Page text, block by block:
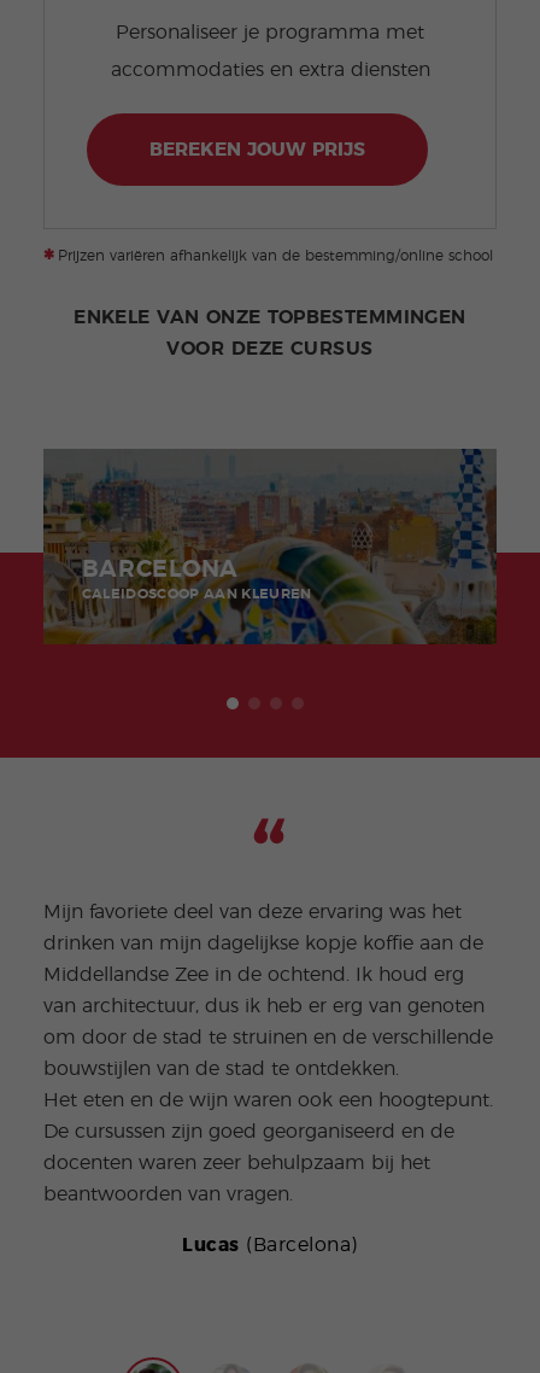
Personaliseer je programma met
accommodaties en extra diensten
BEREKEN JOUW PRIJS
*Prijzen variëren afhankelijk van de bestemming/online school
ENKELE VAN ONZE TOPBESTEMMINGEN
VOOR DEZE CURSUS
BARCELONA
CALEIDOSCOOP AAN KLEUREN
Mijn favoriete deel van deze ervaring was het
drinken van mijn dagelijkse kopje koffie aan de
Middellandse Zee in de ochtend. Ik houd erg
van architectuur, dus ik heb er erg van genoten
om door de stad te struinen en de verschillende
bouwstijlen van de stad te ontdekken.
Het eten en de wijn waren ook een hoogtepunt.
De cursussen zijn goed georganiseerd en de
docenten waren zeer behulpzaam bij het
beantwoorden van vragen.
Lucas (Barcelona)